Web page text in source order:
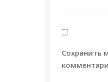
Сохранить